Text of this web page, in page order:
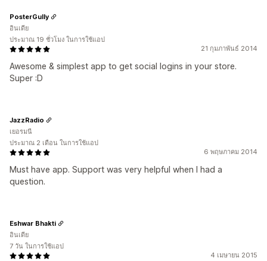
21 กุมภาพันธ์ 2014
Awesome & simplest app to get social logins in your store.
Super :D
PosterGully
อินเดีย
ประมาณ 19 ชั่วโมง ในการใช้แอป
6 พฤษภาคม 2014
Must have app. Support was very helpful when I had a
question.
JazzRadio
เยอรมนี
ประมาณ 2 เดือน ในการใช้แอป
4 เมษายน 2015
Eshwar Bhakti
อินเดีย
7 วัน ในการใช้แอป